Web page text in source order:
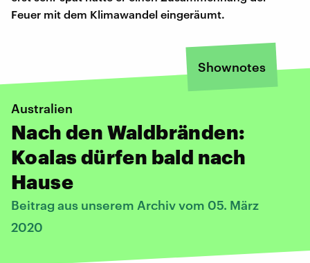
Feuer mit dem Klimawandel eingeräumt.
Shownotes
Australien
Nach den Waldbränden:
Koalas dürfen bald nach
Hause
Beitrag aus unserem Archiv vom 05. März
2020